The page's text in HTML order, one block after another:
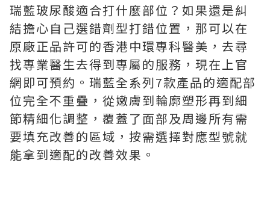
瑞藍玻尿酸適合打什麼部位？如果還是糾
結擔心自己選錯劑型打錯位置，那可以在
原廠正品許可的香港中環專科醫美，去尋
找專業醫生去得到專屬的服務，現在上官
網即可預約。瑞藍全系列7款產品的適配部
位完全不重疊，從嫩膚到輪廓塑形再到細
節精細化調整，覆蓋了面部及周邊所有需
要填充改善的區域，按需選擇對應型號就
能拿到適配的改善效果。